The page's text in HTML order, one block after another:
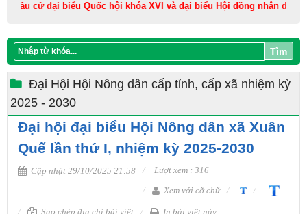
cử đại biểu Quốc hội khóa XVI và đại biểu Hội đồng nhân dân các
Tìm
Đại Hội Hội Nông dân cấp tỉnh, cấp xã nhiệm kỳ
2025 - 2030
Đại hội đại biểu Hội Nông dân xã Xuân
Quế lần thứ I, nhiệm kỳ 2025-2030
Cập nhật 29/10/2025 21:58
Lượt xem : 316
Xem với cỡ chữ
Sao chép địa chỉ bài viết In bài viết này